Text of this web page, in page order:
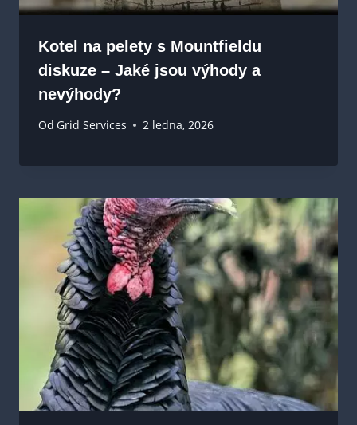
Kotel na pelety s Mountfieldu
diskuze – Jaké jsou výhody a
nevýhody?
Od Grid Services 2 ledna, 2026